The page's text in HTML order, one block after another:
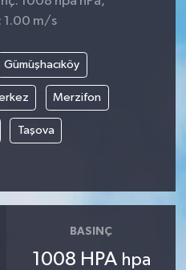
1.00 m/s
Gümüşhacıköy
Merzifon
Taşova
BASINÇ
1008 HPA hpa